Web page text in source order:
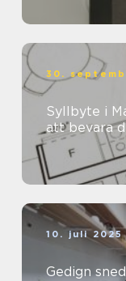
30.
Syllbyte i
att bevara
10. juli 2025
Gedign